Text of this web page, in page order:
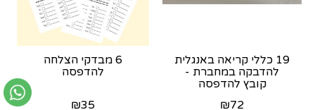
19 כללי קריאה באנגלית
להדבקה במחברת -
קובץ להדפסה
₪72
6 מבדקי הצלחה
להדפסה
₪35